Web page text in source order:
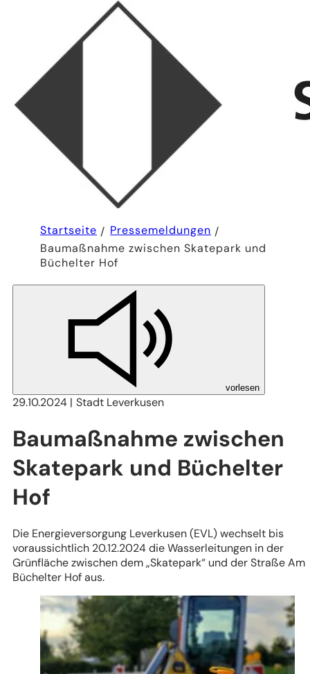
Startseite
Pressemeldungen
Baumaßnahme zwischen Skatepark und
Büchelter Hof
vorlesen
29.10.2024 Stadt Leverkusen
Baumaßnahme zwischen
Skatepark und Büchelter
Hof
Die Energieversorgung Leverkusen (EVL) wechselt bis
voraussichtlich 20.12.2024 die Wasserleitungen in der
Grünfläche zwischen dem „Skatepark“ und der Straße Am
Büchelter Hof aus.